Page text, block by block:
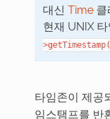
대신 Time클
현재 UNIX
타임존이 제공
임스탬프를 반